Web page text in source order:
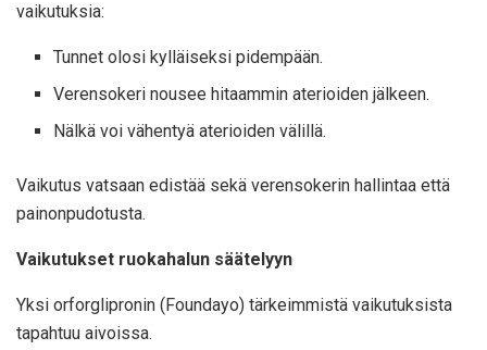
vaikutuksia:
Tunnet olosi kylläiseksi pidempään.
Verensokeri nousee hitaammin aterioiden jälkeen.
Nälkä voi vähentyä aterioiden välillä.
Vaikutus vatsaan edistää sekä verensokerin hallintaa että
painonpudotusta.
Vaikutukset ruokahalun säätelyyn
Yksi orforglipronin (Foundayo) tärkeimmistä vaikutuksista
tapahtuu aivoissa.